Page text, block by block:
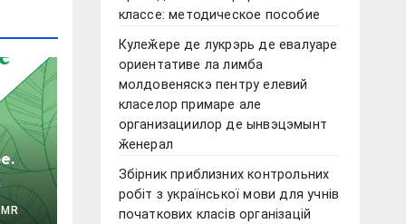
классе: методическое пособие
Кулеӂере де лукрэрь де евалуаре
ориентативе ла лимба
молдовеняскэ пентру елевий
класелор примаре але
организациилор де ынвэцэмынт
ӂенерал
Збірник приблизних контрольних
робіт з української мови для учнів
початкових класів організацій